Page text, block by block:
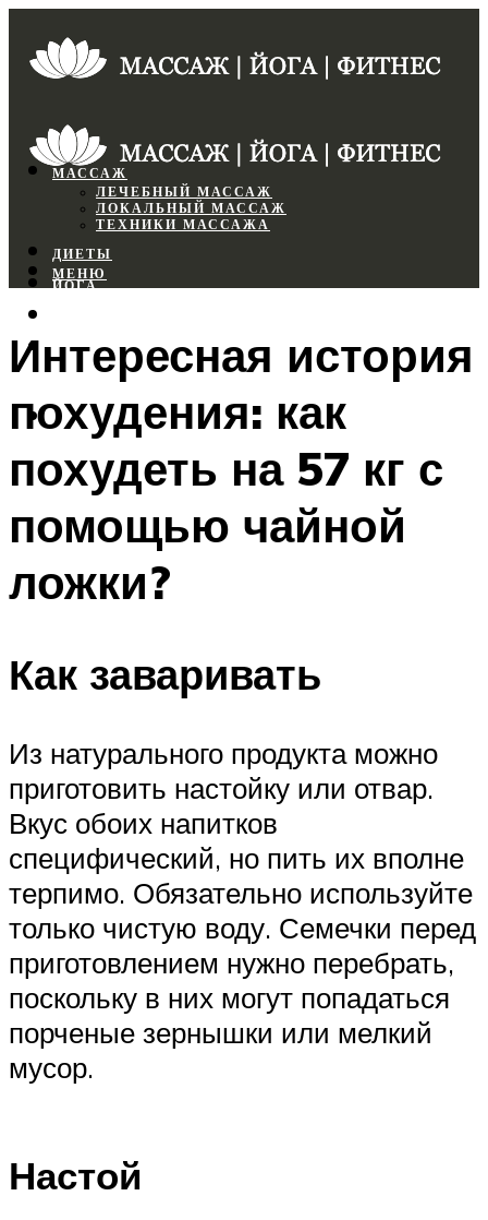
МАССАЖ
ЛЕЧЕБНЫЙ МАССАЖ
ЛОКАЛЬНЫЙ МАССАЖ
ТЕХНИКИ МАССАЖА
ДИЕТЫ
ЙОГА
ФИТНЕС
МЕНЮ
МЕНЮ
Интересная история
похудения: как
похудеть на 57 кг с
помощью чайной
ложки?
Как заваривать
Из натурального продукта можно
приготовить настойку или отвар.
Вкус обоих напитков
специфический, но пить их вполне
терпимо. Обязательно используйте
только чистую воду. Семечки перед
приготовлением нужно перебрать,
поскольку в них могут попадаться
порченые зернышки или мелкий
мусор.
Настой